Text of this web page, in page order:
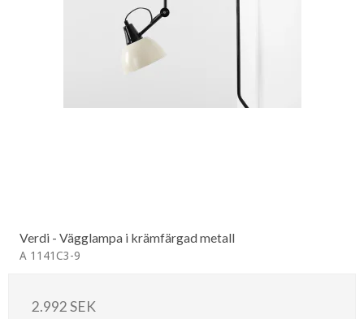
Verdi - Vägglampa i krämfärgad metall
A 1141C3-9
2.992 SEK